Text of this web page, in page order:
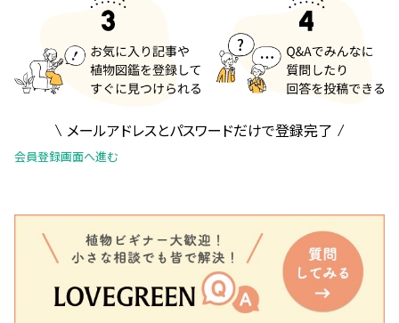
メールアドレスとパスワードだけで登録完了
会員登録画面へ進む